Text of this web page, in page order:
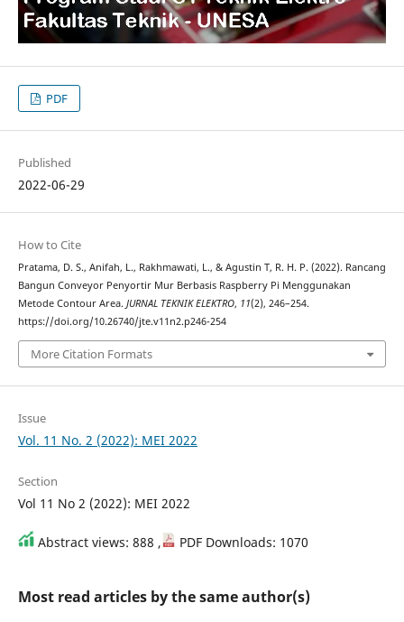
PDF
Published
2022-06-29
How to Cite
Pratama, D. S., Anifah, L., Rakhmawati, L., & Agustin T, R. H. P. (2022). Rancang
Bangun Conveyor Penyortir Mur Berbasis Raspberry Pi Menggunakan
Metode Contour Area. JURNAL TEKNIK ELEKTRO, 11(2), 246–254.
https://doi.org/10.26740/jte.v11n2.p246-254
More Citation Formats
Issue
Vol. 11 No. 2 (2022): MEI 2022
Section
Vol 11 No 2 (2022): MEI 2022
Abstract views: 888 , PDF Downloads: 1070
Most read articles by the same author(s)